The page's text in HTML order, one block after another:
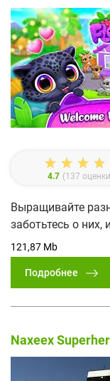
4.7 (137
Выращивайте
заботьтесь о них,
121,87 Mb
Подробнее
Naxeex